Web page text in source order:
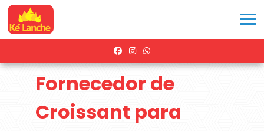
Fornecedor de
Croissant para